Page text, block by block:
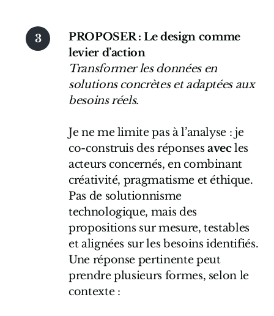
PROPOSER : Le design comme
levier d’action
Transformer les données en
solutions concrètes et adaptées aux
besoins réels.
Je ne me limite pas à l’analyse : je
co-construis des réponsesavecles
acteurs concernés, en combinant
créativité, pragmatisme et éthique.
Pas de solutionnisme
technologique, mais des
propositions sur mesure, testables
et alignées sur les besoins identifiés.
Une réponse pertinente peut
prendre plusieurs formes, selon le
contexte :